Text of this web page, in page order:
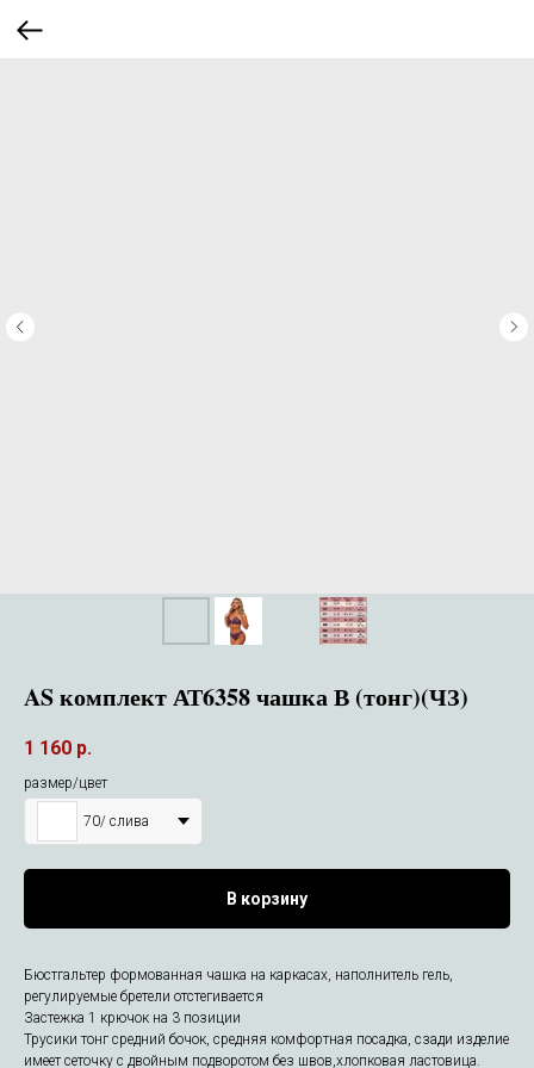
AS комплект АТ6358 чашка В (тонг)(ЧЗ)
1 160 р.
размер/цвет
70/ слива
В корзину
Бюстгальтер формованная чашка на каркасах, наполнитель гель,
регулируемые бретели отстегивается
Застежка 1 крючок на 3 позиции
Трусики тонг средний бочок, средняя комфортная посадка, сзади изделие
имеет сеточку с двойным подворотом без швов,хлопковая ластовица.